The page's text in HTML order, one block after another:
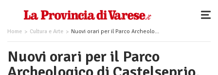
Home Cultura e Arte Nuovi orari per il Parco Archeologico di Castelseprio. Le aperture nei giorni festivi
Nuovi orari per il Parco